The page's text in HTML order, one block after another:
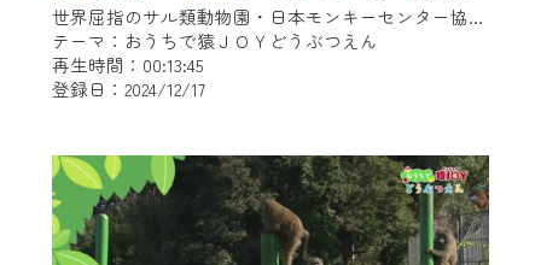
世界屈指のサル類動物園・日本モンキーセンター協力の親子で学べる動物番組。
テーマ：おうちで猿ＪＯＹどうぶつえん
再生時間：00:13:45
登録日：2024/12/17